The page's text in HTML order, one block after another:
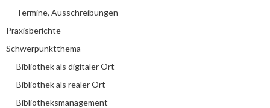
Termine, Ausschreibungen
Praxisberichte
Schwerpunktthema
Bibliothek als digitaler Ort
Bibliothek als realer Ort
Bibliotheksmanagement